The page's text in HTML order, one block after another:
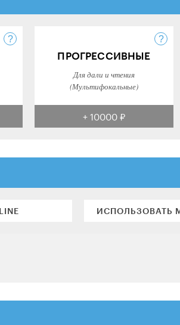
ПРОГРЕССИВНЫЕ
Для дали и чтения
(Мультифокальные)
+ 10000 ₽
ИСПОЛЬЗОВАТЬ